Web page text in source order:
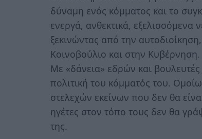
δύναμη ενός κόμματος και το
ενεργά, ανθεκτικά, εξελισσόμενα
ξεκινώντας από την
Κοινοβούλιο και στην Κυβέρνηση.
Με «δάνεια» εδρών και
πολιτική του κόμματός του.
στελεχών εκείνων που δεν θα
ηγέτες στον τόπο τους δεν θα
της.